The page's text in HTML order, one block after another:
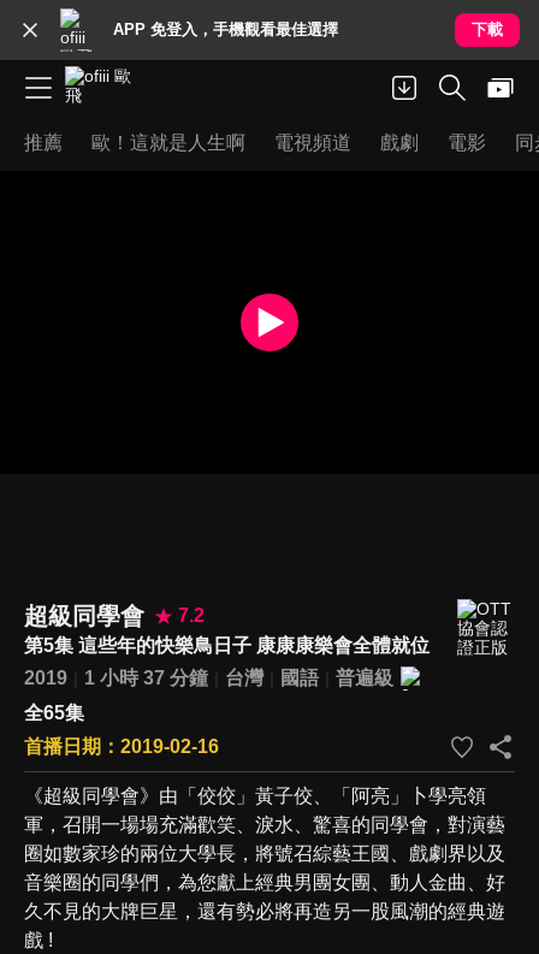
APP 免登入，手機觀看最佳選擇 下載
推薦 歐！這就是人生啊 電視頻道 戲劇 電影
超級同學會
7.2
第5集 這些年的快樂鳥日子 康康康樂會全體就位
2019
1 小時 37 分鐘 台灣 國語
普遍級
全65集
首播日期：2019-02-16
《超級同學會》由「佼佼」黃子佼、「阿亮」卜學亮領
軍，召開一場場充滿歡笑、淚水、驚喜的同學會，對演藝
圈如數家珍的兩位大學長，將號召綜藝王國、戲劇界以及
音樂圈的同學們，為您獻上經典男團女團、動人金曲、好
久不見的大牌巨星，還有勢必將再造另一股風潮的經典遊
戲 !